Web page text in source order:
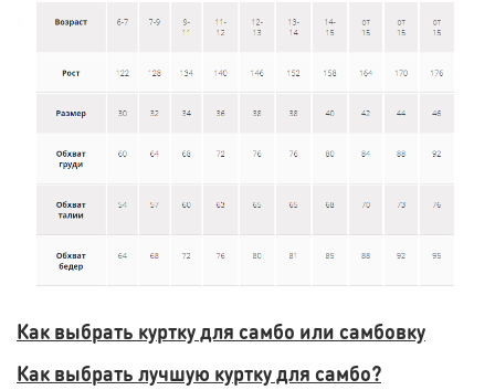
Как выбрать куртку для самбо или самбовку
Как выбрать лучшую куртку для самбо?